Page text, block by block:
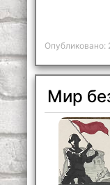
Опубликовано:
Мир